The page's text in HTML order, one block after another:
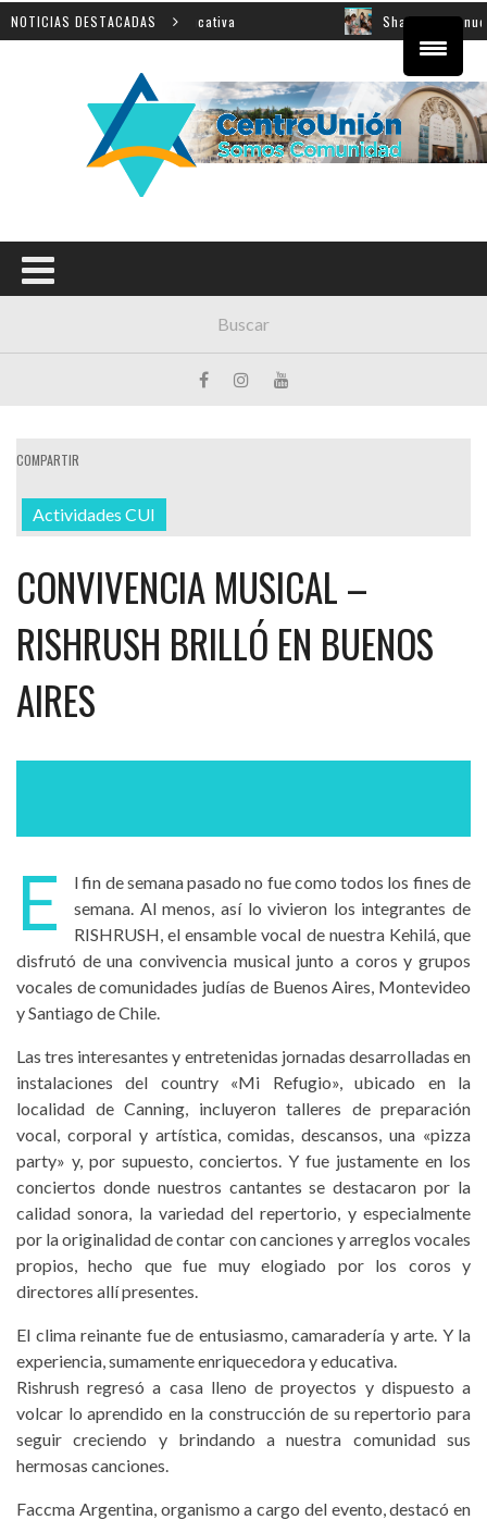
NOTICIAS DESTACADAS
innovación educativa Shahak: una nueva
COMPARTIR
Actividades CUI
CONVIVENCIA MUSICAL –
RISHRUSH BRILLÓ EN BUENOS
AIRES
E
l fin de semana pasado no fue como todos los fines de
semana. Al menos, así lo vivieron los integrantes de
RISHRUSH, el ensamble vocal de nuestra Kehilá, que
disfrutó de una convivencia musical junto a coros y grupos
vocales de comunidades judías de Buenos Aires, Montevideo
y Santiago de Chile.
Las tres interesantes y entretenidas jornadas desarrolladas en
instalaciones del country «Mi Refugio», ubicado en la
localidad de Canning, incluyeron talleres de preparación
vocal, corporal y artística, comidas, descansos, una «pizza
party» y, por supuesto, conciertos. Y fue justamente en los
conciertos donde nuestros cantantes se destacaron por la
calidad sonora, la variedad del repertorio, y especialmente
por la originalidad de contar con canciones y arreglos vocales
propios, hecho que fue muy elogiado por los coros y
directores allí presentes.
El clima reinante fue de entusiasmo, camaradería y arte. Y la
experiencia, sumamente enriquecedora y educativa.
Rishrush regresó a casa lleno de proyectos y dispuesto a
volcar lo aprendido en la construcción de su repertorio para
seguir creciendo y brindando a nuestra comunidad sus
hermosas canciones.
Faccma Argentina, organismo a cargo del evento, destacó en